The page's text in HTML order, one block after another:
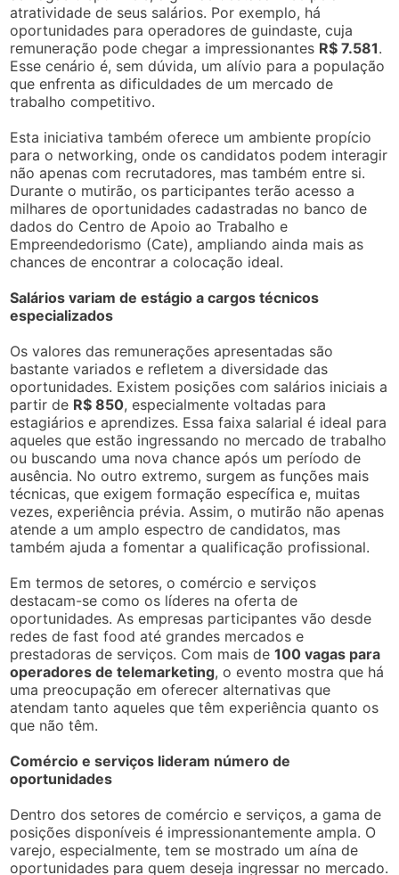
atratividade de seus salários. Por exemplo, há
oportunidades para operadores de guindaste, cuja
remuneração pode chegar a impressionantes R$ 7.581.
Esse cenário é, sem dúvida, um alívio para a população
que enfrenta as dificuldades de um mercado de
trabalho competitivo.
Esta iniciativa também oferece um ambiente propício
para o networking, onde os candidatos podem interagir
não apenas com recrutadores, mas também entre si.
Durante o mutirão, os participantes terão acesso a
milhares de oportunidades cadastradas no banco de
dados do Centro de Apoio ao Trabalho e
Empreendedorismo (Cate), ampliando ainda mais as
chances de encontrar a colocação ideal.
Salários variam de estágio a cargos técnicos
especializados
Os valores das remunerações apresentadas são
bastante variados e refletem a diversidade das
oportunidades. Existem posições com salários iniciais a
partir de R$ 850, especialmente voltadas para
estagiários e aprendizes. Essa faixa salarial é ideal para
aqueles que estão ingressando no mercado de trabalho
ou buscando uma nova chance após um período de
ausência. No outro extremo, surgem as funções mais
técnicas, que exigem formação específica e, muitas
vezes, experiência prévia. Assim, o mutirão não apenas
atende a um amplo espectro de candidatos, mas
também ajuda a fomentar a qualificação profissional.
Em termos de setores, o comércio e serviços
destacam-se como os líderes na oferta de
oportunidades. As empresas participantes vão desde
redes de fast food até grandes mercados e
prestadoras de serviços. Com mais de100 vagas para
operadores de telemarketing, o evento mostra que há
uma preocupação em oferecer alternativas que
atendam tanto aqueles que têm experiência quanto os
que não têm.
Comércio e serviços lideram número de
oportunidades
Dentro dos setores de comércio e serviços, a gama de
posições disponíveis é impressionantemente ampla. O
varejo, especialmente, tem se mostrado um aína de
oportunidades para quem deseja ingressar no mercado.